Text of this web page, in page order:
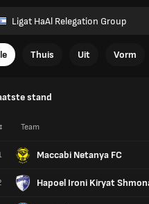
Ligat HaAl Relegation Group
Thuis Uit Vorm
stand
Team
Maccabi Netanya FC
Hapoel Ironi Kiryat